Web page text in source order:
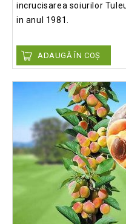
incrucisarea soiurilor
in anul 1981.
ADAUGĂ ÎN COȘ